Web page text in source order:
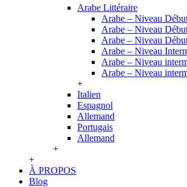
Arabe Littéraire
Arabe – Niveau
Arabe – Niveau
Arabe – Niveau
Arabe – Niveau
Arabe – Niveau
Arabe – Niveau
+
Italien
Espagnol
Allemand
Portugais
Allemand
+
+
À PROPOS
Blog